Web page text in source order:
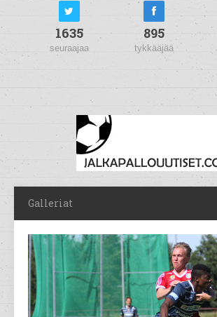
1635
seuraajaa
895
tykkääjää
Galleriat